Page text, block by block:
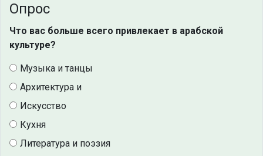
Опрос
Что вас больше всего привлекает в арабской
культуре?
Музыка и танцы
Архитектура и
Искусство
Кухня
Литература и поэзия